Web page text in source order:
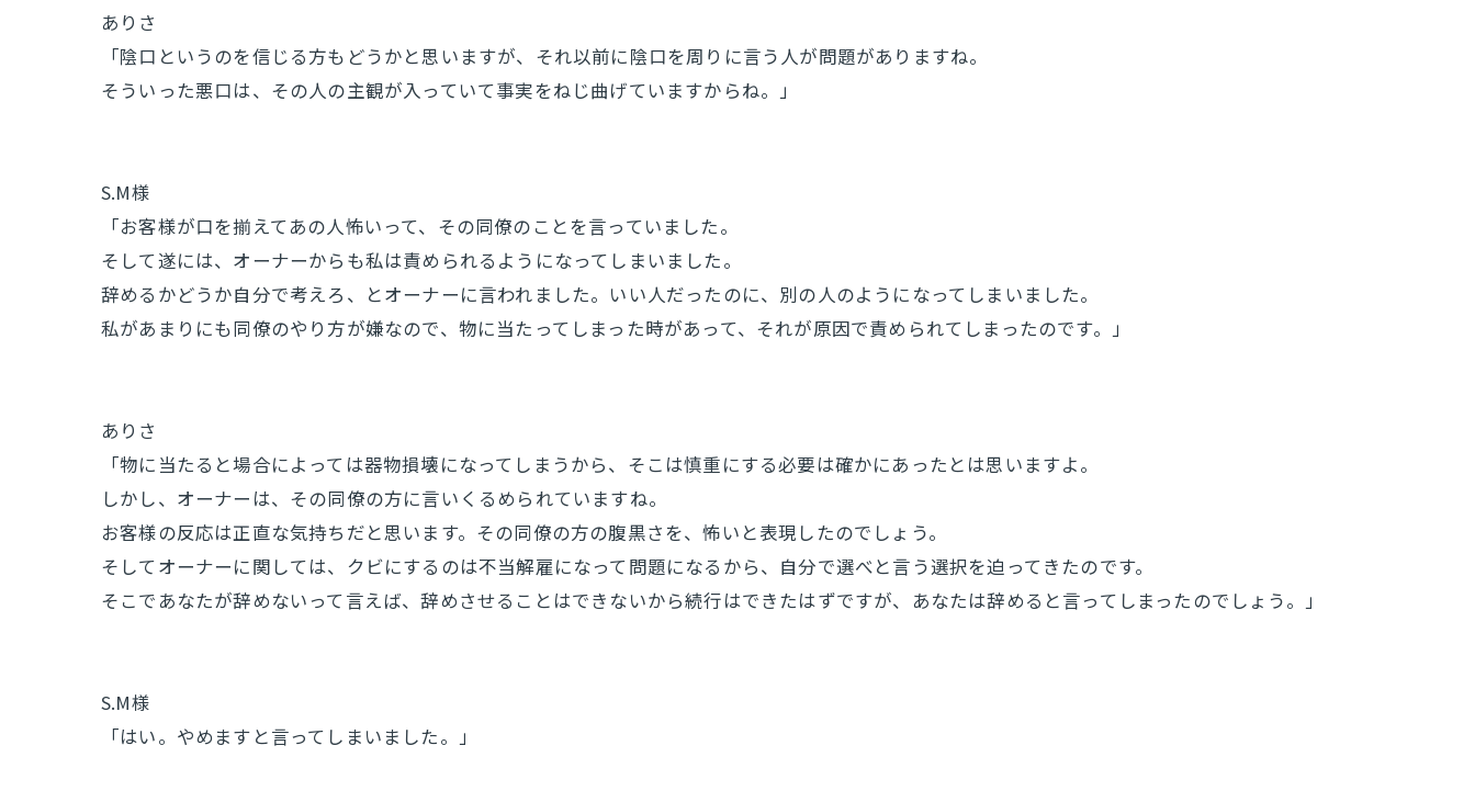
ありさ
「陰口というのを信じる方もどうかと思いますが、それ以前に陰口を周りに言う人が問題がありますね。
そういった悪口は、その人の主観が入っていて事実をねじ曲げていますからね。」
S.M様
「お客様が口を揃えてあの人怖いって、その同僚のことを言っていました。
そして遂には、オーナーからも私は責められるようになってしまいました。
辞めるかどうか自分で考えろ、とオーナーに言われました。いい人だったのに、別の人のようになってしまいました。
私があまりにも同僚のやり方が嫌なので、物に当たってしまった時があって、それが原因で責められてしまったのです。」
ありさ
「物に当たると場合によっては器物損壊になってしまうから、そこは慎重にする必要は確かにあったとは思いますよ。
しかし、オーナーは、その同僚の方に言いくるめられていますね。
お客様の反応は正直な気持ちだと思います。その同僚の方の腹黒さを、怖いと表現したのでしょう。
そしてオーナーに関しては、クビにするのは不当解雇になって問題になるから、自分で選べと言う選択を迫ってきたのです。
そこであなたが辞めないって言えば、辞めさせることはできないから続行はできたはずですが、あなたは辞めると言ってしまったのでしょう。」
S.M様
「はい。やめますと言ってしまいました。」